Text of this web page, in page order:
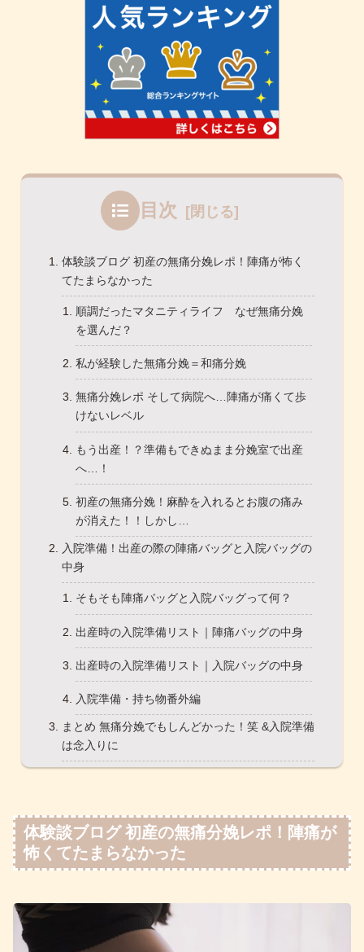
目次
体験談ブログ 初産の無痛分娩レポ！陣痛が怖く
てたまらなかった
順調だったマタニティライフ なぜ無痛分娩
を選んだ？
私が経験した無痛分娩＝和痛分娩
無痛分娩レポ そして病院へ…陣痛が痛くて歩
けないレベル
もう出産！？準備もできぬまま分娩室で出産
へ…！
初産の無痛分娩！麻酔を入れるとお腹の痛み
が消えた！！しかし…
入院準備！出産の際の陣痛バッグと入院バッグの
中身
そもそも陣痛バッグと入院バッグって何？
出産時の入院準備リスト｜陣痛バッグの中身
出産時の入院準備リスト｜入院バッグの中身
入院準備・持ち物番外編
まとめ 無痛分娩でもしんどかった！笑 &入院準備
は念入りに
体験談ブログ 初産の無痛分娩レポ！陣痛が
怖くてたまらなかった